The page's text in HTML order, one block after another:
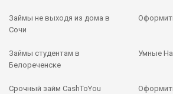
Займы не выходя из дома в
Сочи
Займы студентам в
Белореченске
Умные
Срочный займ CashToYou